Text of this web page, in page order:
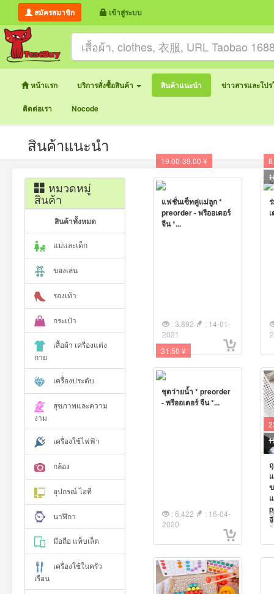
สมัครสมาชิก เข้าสู่ระบบ
หน้าแรก บริการสั่งซื้อสินค้า สินค้าแนะนำ ข่าวสารและโป
ติดต่อเรา Nocode
สินค้าแนะนำ
หมวดหมู่
สินค้า
สินค้าทั้งหมด
แม่และเด็ก
ของเล่น
รองเท้า
กระเป๋า
เสื้อผ้า เครื่องแต่ง
กาย
เครื่องประดับ
สุขภาพและความ
งาม
เครื่องใช้ไฟฟ้า
กล้อง
อุปกรณ์ ไอที
นาฬิกา
มือถือ แท็บเล็ต
เครื่องใช้ในครัว
เรือน
19.00-39.00 ¥
แฟชั่นเซ็ทคู่แม่ลูก *
preorder - พรีออเดอร์
จีน *...
: 3,892
: 14-01-
2021
31.50 ¥
ชุดว่ายน้ำ * preorder
- พรีออเดอร์ จีน *...
: 6,422
: 16-04-
2020